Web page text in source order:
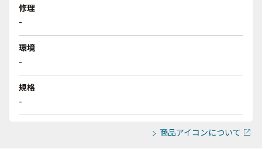
修理
-
環境
-
規格
-
商品アイコンについて